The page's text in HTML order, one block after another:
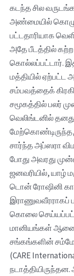
கடந்த சில
அண்மையில்
பட்டதாரியாக
அதே பீடத்தில்
கொல்லப்பட்டார்.
மத்தியில்
சம்பவத்தைக்
சமூகத்தில் பலர்
வெலிங்டனில்
சார்ந்த அப்ஸரா
போது அவரது
ஜனவரியில், யாழ்
டொன் ரோஷினி
இராணுவவீரராகப்
கொலை
மானியங்கள்
சங்கங்களின்
(CARE